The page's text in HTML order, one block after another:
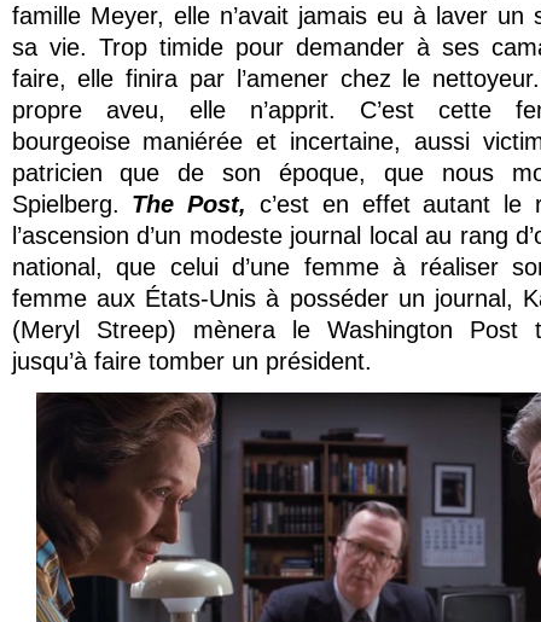
famille Meyer, elle n’avait jamais eu à laver un
sa vie. Trop timide pour demander à ses
faire, elle finira par l’amener chez le
propre aveu, elle n’apprit. C’est cette
bourgeoise maniérée et incertaine, aussi
patricien que de son époque, que nous
Spielberg. The Post, c’est en effet autant le
l’ascension d’un modeste journal local au rang
national, que celui d’une femme à réaliser
femme aux États-Unis à posséder un journal,
(Meryl Streep) mènera le Washington Post
jusqu’à faire tomber un président.